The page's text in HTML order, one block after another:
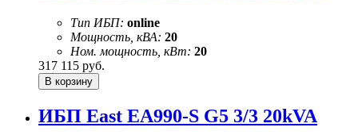
Тип ИБП: online
Мощность, кВА: 20
Ном. мощность, кВт: 20
317 115 руб.
ИБП East EA990-S G5 3/3 20kVA